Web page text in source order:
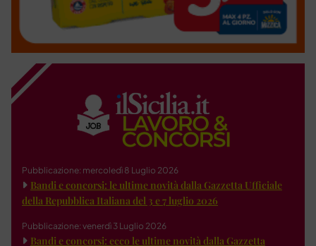
Pubblicazione: mercoledì 8 Luglio 2026
Bandi e concorsi: le ultime novità dalla Gazzetta Ufficiale
della Repubblica Italiana del 3 e 7 luglio 2026
Pubblicazione: venerdì 3 Luglio 2026
Bandi e concorsi: ecco le ultime novità dalla Gazzetta